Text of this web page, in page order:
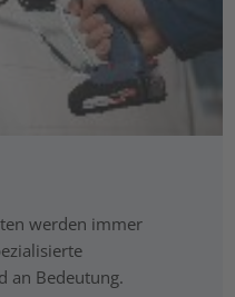
werden immer
an Bedeutung.